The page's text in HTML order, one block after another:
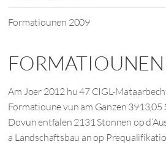
Formatiounen 2009
Am Joer 2012 hu 47 CIGL-
Formatioune vun am Ganzen 3913,05
Dovun entfalen 2131 Stonnen op
a Landschaftsbau an op